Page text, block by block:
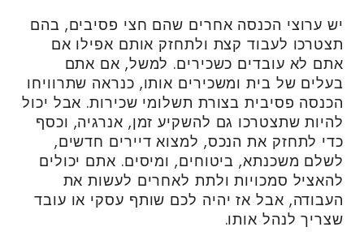
יש ערוצי הכנסה אחרים שהם חצי פסיבים, בהם
תצטרכו לעבוד קצת ולתחזק אותם אפילו אם
אתם לא עובדים כשכירים. למשל, אם אתם
בעלים של בית ומשכירים אותו, כנראה שתרוויחו
הכנסה פסיבית בצורת תשלומי שכירות. אבל יכול
להיות שתצטרכו גם להשקיע זמן, אנרגיה, וכסף
כדי לתחזק את הנכס, למצוא דיירים חדשים,
לשלם משכנתא, ביטוחים, ומיסים. אתם יכולים
להאציל סמכויות ולתת לאחרים לעשות את
העבודה, אבל אז יהיה לכם שותף עסקי או עובד
שצריך לנהל אותו.